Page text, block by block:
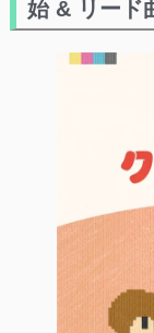
始 & リード